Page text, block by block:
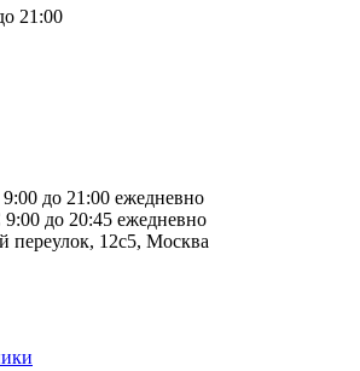
21:00
до 21:00 ежедневно
до 20:45 ежедневно
переулок, 12с5, Москва